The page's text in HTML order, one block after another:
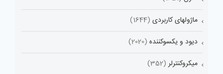
ماژولهای کاربردی (1644)
دیود و یکسوکننده (2020)
میکروکنترلر (352)